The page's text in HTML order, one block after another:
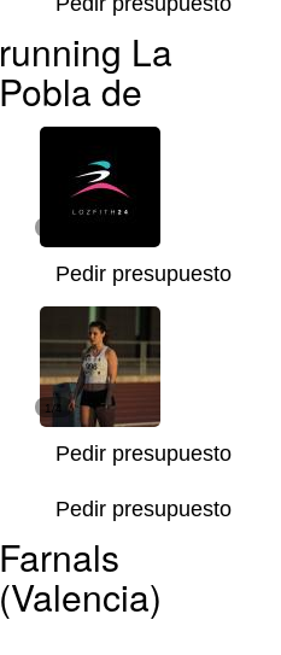
Pedir presupuesto
1/4
Pedir presupuesto
Pedir presupuesto
running La
Pobla de
Farnals
(Valencia)